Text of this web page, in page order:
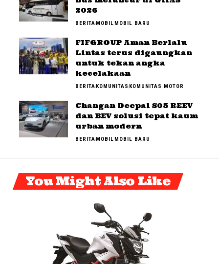
2026
BERITAMOBILMOBIL BARU
FIFGROUP Aman Berlalu
Lintas terus digaungkan
untuk tekan angka
kecelakaan
BERITAKOMUNITASKOMUNITAS MOTOR
Changan Deepal S05 REEV
dan BEV solusi tepat kaum
urban modern
BERITAMOBILMOBIL BARU
You Might Also Like